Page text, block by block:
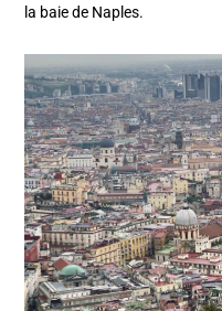
la baie de Naples.